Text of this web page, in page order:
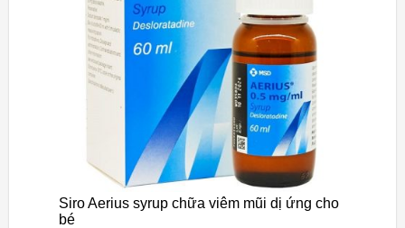
Siro Aerius syrup chữa viêm mũi dị ứng cho
bé